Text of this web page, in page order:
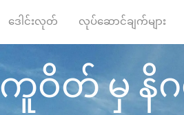
ဒေါင်းလုတ် လုပ်ဆောင်ချက်များ
ကူဝိတ် မှ နိဂရ